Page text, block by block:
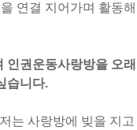
연결 지어가며 활동해
인권운동사랑방을 오래
습니다.
는 사랑방에 빚을 지고